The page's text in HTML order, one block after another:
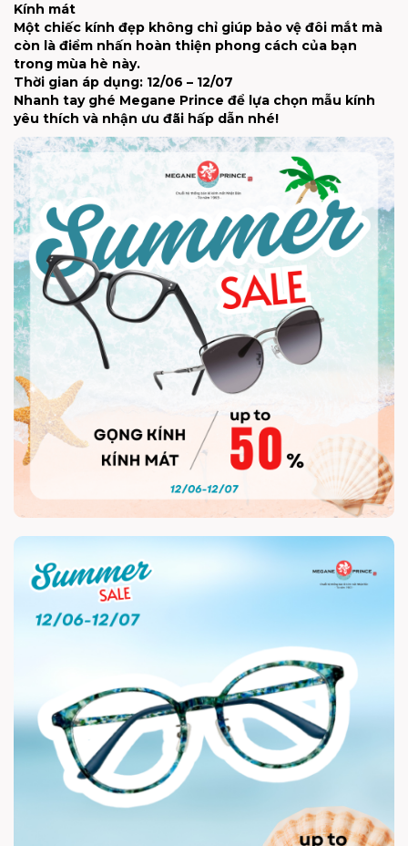
Kính mát
Một chiếc kính đẹp không chỉ giúp bảo vệ đôi mắt mà
còn là điểm nhấn hoàn thiện phong cách của bạn
trong mùa hè này.
Thời gian áp dụng: 12/06 – 12/07
Nhanh tay ghé Megane Prince để lựa chọn mẫu kính
yêu thích và nhận ưu đãi hấp dẫn nhé!